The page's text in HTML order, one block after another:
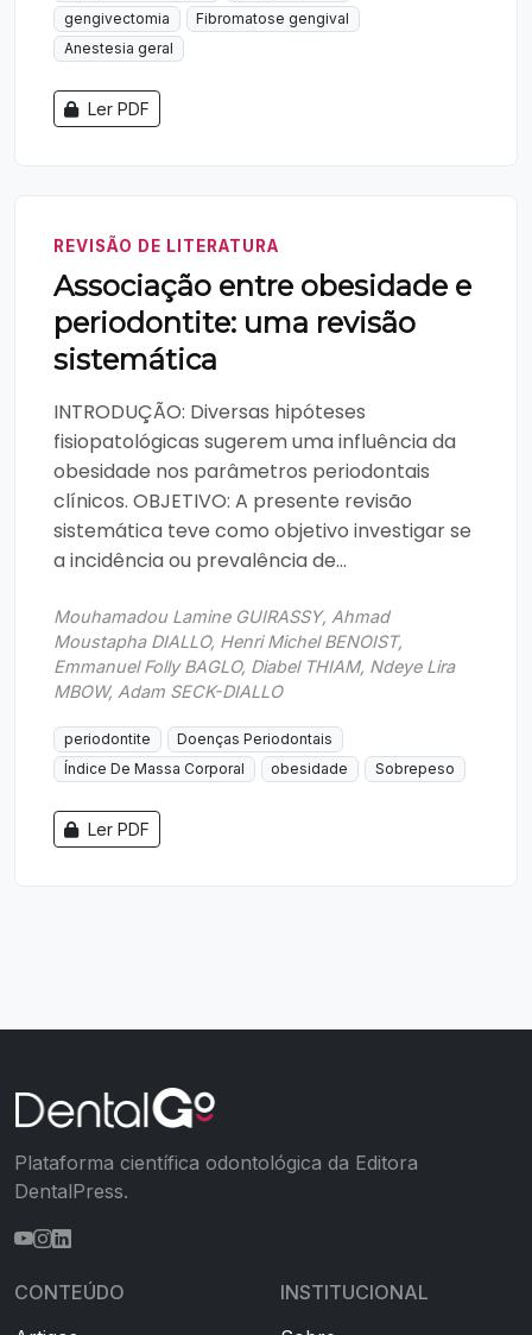
gengivectomia
Fibromatose gengival
Anestesia geral
Ler PDF
REVISÃO DE LITERATURA
Associação entre obesidade e
periodontite: uma revisão
sistemática
INTRODUÇÃO: Diversas hipóteses
fisiopatológicas sugerem uma influência da
obesidade nos parâmetros periodontais
clínicos. OBJETIVO: A presente revisão
sistemática teve como objetivo investigar se
a incidência ou prevalência de...
Mouhamadou Lamine GUIRASSY, Ahmad
Moustapha DIALLO, Henri Michel BENOIST,
Emmanuel Folly BAGLO, Diabel THIAM, Ndeye Lira
MBOW, Adam SECK-DIALLO
periodontite
Doenças Periodontais
Índice De Massa Corporal
obesidade Sobrepeso
Ler PDF
Plataforma científica odontológica da Editora
DentalPress.
CONTEÚDO
INSTITUCIONAL